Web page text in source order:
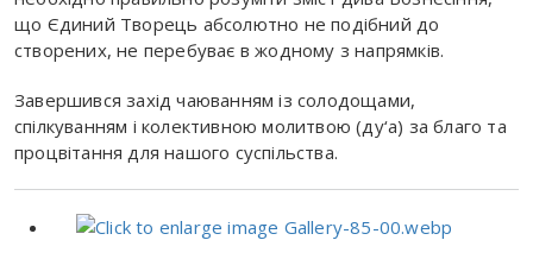
що Єдиний Творець абсолютно не подібний до
створених, не перебуває в жодному з напрямків.
Завершився захід чаюванням із солодощами,
спілкуванням і колективною молитвою (ду‘а) за благо та
процвітання для нашого суспільства.